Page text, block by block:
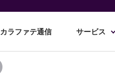
カラファテ通信 サービス